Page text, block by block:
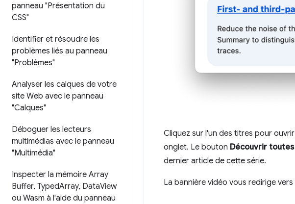
panneau "Présentation du
CSS"
Identifier et résoudre les
problèmes liés au panneau
"Problèmes"
Analyser les calques de votre
site Web avec le panneau
"Calques"
Déboguer les lecteurs
multimédias avec le panneau
"Multimédia"
Inspecter la mémoire Array
Buffer, TypedArray, DataView
ou Wasm à l'aide du panneau
Cliquez sur l'un des titres pour
onglet. Le bouton Découvrir
dernier article de cette série.
La bannière vidéo vous redirige